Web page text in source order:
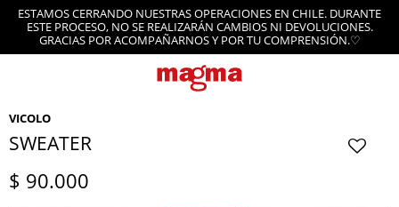
ESTAMOS CERRANDO NUESTRAS OPERACIONES EN CHILE. DURANTE
ESTE PROCESO, NO SE REALIZARÁN CAMBIOS NI DEVOLUCIONES.
GRACIAS POR ACOMPAÑARNOS Y POR TU COMPRENSIÓN.♡
VICOLO
SWEATER
$ 90.000